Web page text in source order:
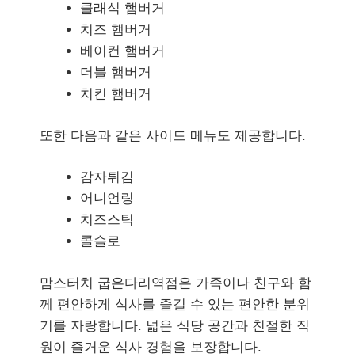
클래식 햄버거
치즈 햄버거
베이컨 햄버거
더블 햄버거
치킨 햄버거
또한 다음과 같은 사이드 메뉴도 제공합니다.
감자튀김
어니언링
치즈스틱
콜슬로
맘스터치 굽은다리역점은 가족이나 친구와 함
께 편안하게 식사를 즐길 수 있는 편안한 분위
기를 자랑합니다. 넓은 식당 공간과 친절한 직
원이 즐거운 식사 경험을 보장합니다.